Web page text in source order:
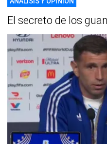
El secreto de los